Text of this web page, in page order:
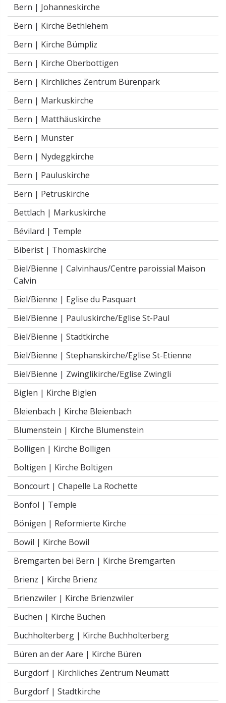
Bern | Johanneskirche
Bern | Kirche Bethlehem
Bern | Kirche Bümpliz
Bern | Kirche Oberbottigen
Bern | Kirchliches Zentrum Bürenpark
Bern | Markuskirche
Bern | Matthäuskirche
Bern | Münster
Bern | Nydeggkirche
Bern | Pauluskirche
Bern | Petruskirche
Bettlach | Markuskirche
Bévilard | Temple
Biberist | Thomaskirche
Biel/Bienne | Calvinhaus/Centre paroissial Maison
Calvin
Biel/Bienne | Eglise du Pasquart
Biel/Bienne | Pauluskirche/Eglise St-Paul
Biel/Bienne | Stadtkirche
Biel/Bienne | Stephanskirche/Eglise St-Etienne
Biel/Bienne | Zwinglikirche/Eglise Zwingli
Biglen | Kirche Biglen
Bleienbach | Kirche Bleienbach
Blumenstein | Kirche Blumenstein
Bolligen | Kirche Bolligen
Boltigen | Kirche Boltigen
Boncourt | Chapelle La Rochette
Bonfol | Temple
Bönigen | Reformierte Kirche
Bowil | Kirche Bowil
Bremgarten bei Bern | Kirche Bremgarten
Brienz | Kirche Brienz
Brienzwiler | Kirche Brienzwiler
Buchen | Kirche Buchen
Buchholterberg | Kirche Buchholterberg
Büren an der Aare | Kirche Büren
Burgdorf | Kirchliches Zentrum Neumatt
Burgdorf | Stadtkirche